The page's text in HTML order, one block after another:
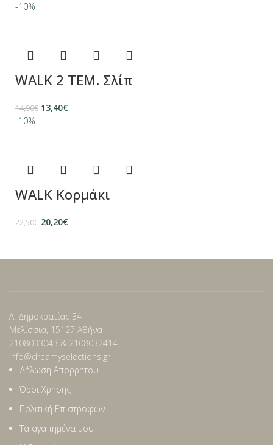
-10%
WALK 2 ΤΕΜ. Σλίπ
14,90€ 13,40€
-10%
WALK Κορμάκι
22,50€ 20,20€
Λ. Δημοκρατίας 34
Μελίσσια, 15127 Αθήνα
2108033043 & 2108032414
info@dreamyselections.gr
Δήλωση Απορρήτου
Όροι Χρήσης
Πολιτική Επιστροφών
Τα αγαπημένα μου